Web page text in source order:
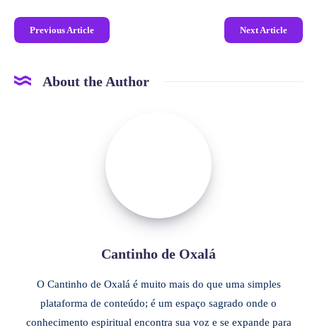
Previous Article Next Article
About the Author
Cantinho de Oxalá
O Cantinho de Oxalá é muito mais do que uma simples
plataforma de conteúdo; é um espaço sagrado onde o
conhecimento espiritual encontra sua voz e se expande para